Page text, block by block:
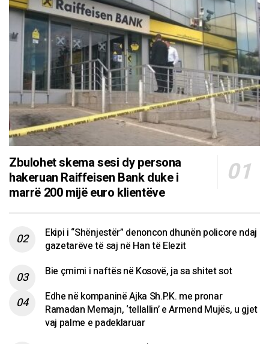
Zbulohet skema sesi dy persona
hakeruan Raiffeisen Bank duke i
marrë 200 mijë euro klientëve
Ekipi i “Shënjestër” denoncon dhunën policore ndaj
gazetarëve të saj në Han të Elezit
Bie çmimi i naftës në Kosovë, ja sa shitet sot
Edhe në kompaninë Ajka Sh.P.K. me pronar
Ramadan Memajn, ‘tellallin’ e Armend Mujës, u gjet
vaj palme e padeklaruar